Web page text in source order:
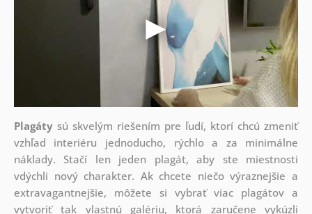
Plagátysú skvelým riešením pre ľudí, ktorí chcú zmeniť
vzhľad interiéru jednoducho, rýchlo a za minimálne
náklady. Stačí len jeden plagát, aby ste miestnosti
vdýchli nový charakter. Ak chcete niečo výraznejšie a
extravagantnejšie, môžete si vybrať viac plagátov a
vytvoriť tak vlastnú galériu, ktorá zaručene vykúzli